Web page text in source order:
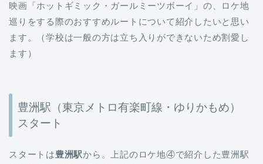
映画「ホットギミック・ガールミーツボーイ」の、ロケ地
巡りをする際のおすすめルートについて紹介したいと思い
ます。（学校は一般の方は立ち入りができないため割愛し
ます）
豊洲駅（東京メトロ有楽町線・ゆりかもめ）
スタート
スタートは豊洲駅から。上記のロケ地④で紹介した豊洲駅